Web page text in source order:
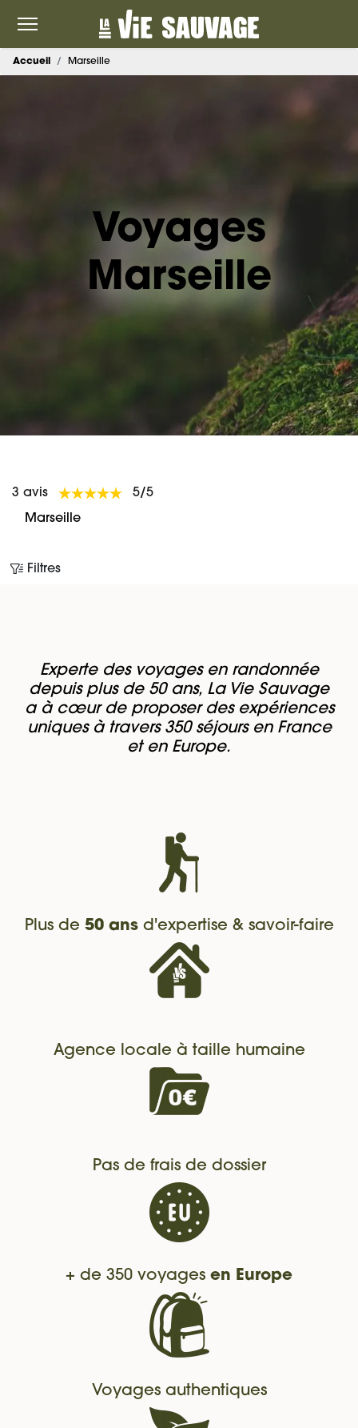
Accueil Marseille
Voyages
Marseille
3 avis
5/5
Marseille
Filtres
Experte des voyages en randonnée
depuis plus de 50 ans, La Vie Sauvage
a à cœur de proposer des expériences
uniques à travers 350 séjours en France
et en Europe.
Plus de 50 ansd'expertise & savoir-faire
Agence locale à taille humaine
Pas de frais de dossier
+ de 350 voyages en Europe
Voyages authentiques